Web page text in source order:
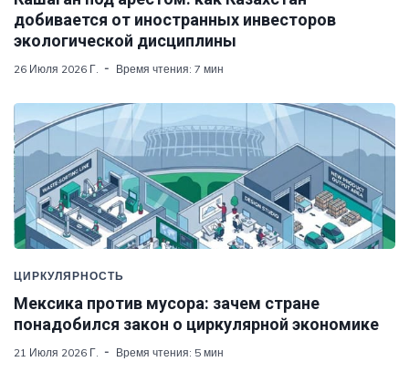
добивается от иностранных инвесторов
экологической дисциплины
26 Июля 2026 Г. Время чтения: 7 мин
ЦИРКУЛЯРНОСТЬ
Мексика против мусора: зачем стране
понадобился закон о циркулярной экономике
21 Июля 2026 Г. Время чтения: 5 мин